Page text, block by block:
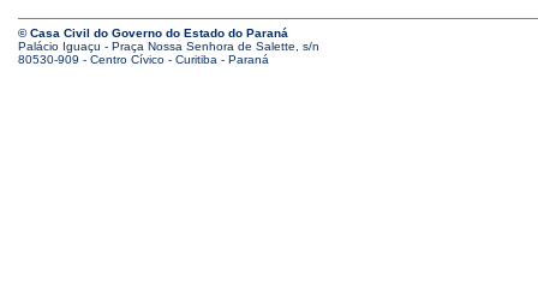
© Casa Civil do Governo do Estado do Paraná
Palácio Iguaçu - Praça Nossa Senhora de Salette, s/n
80530-909 - Centro Cívico - Curitiba - Paraná